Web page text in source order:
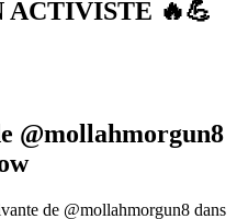
🔥💪
@mollahmorgun8
de @mollahmorgun8 dans